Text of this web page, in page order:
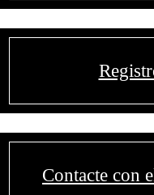
Contacte con